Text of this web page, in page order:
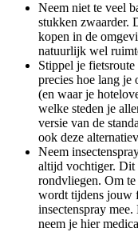
Neem niet te veel
stukken zwaarder.
kopen in de
natuurlijk wel
Stippel je
precies hoe lang je
(en waar je
welke steden je
versie van de
ook deze
Neem
altijd vochtiger. Dit
rondvliegen. Om
wordt tijdens jouw
insectenspray
neem je hier